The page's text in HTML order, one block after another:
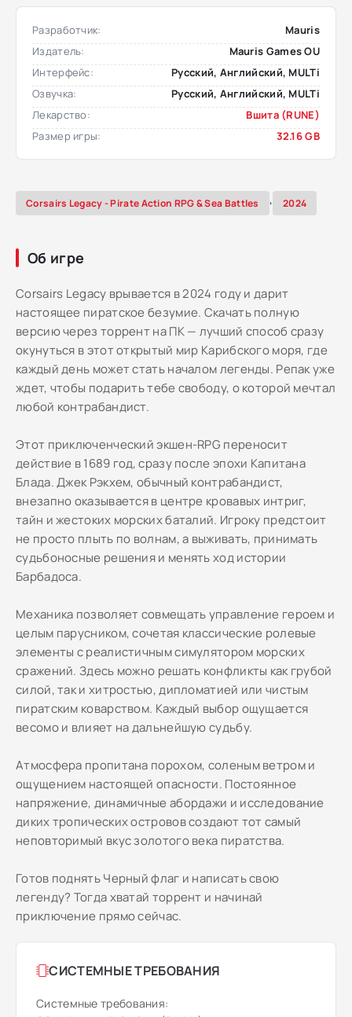
Разработчик:
Mauris
Издатель:
Mauris Games OU
Интерфейс:
Русский, Английский, MULTi
Озвучка:
Русский, Английский, MULTi
Лекарство:
Вшита (RUNE)
Размер игры:
32.16 GB
Corsairs Legacy - Pirate Action RPG & Sea Battles , 2024
Об игре
Corsairs Legacy врывается в 2024 году и дарит
настоящее пиратское безумие. Скачать полную
версию через торрент на ПК — лучший способ сразу
окунуться в этот открытый мир Карибского моря, где
каждый день может стать началом легенды. Репак уже
ждет, чтобы подарить тебе свободу, о которой мечтал
любой контрабандист.
Этот приключенческий экшен-RPG переносит
действие в 1689 год, сразу после эпохи Капитана
Блада. Джек Рэкхем, обычный контрабандист,
внезапно оказывается в центре кровавых интриг,
тайн и жестоких морских баталий. Игроку предстоит
не просто плыть по волнам, а выживать, принимать
судьбоносные решения и менять ход истории
Барбадоса.
Механика позволяет совмещать управление героем и
целым парусником, сочетая классические ролевые
элементы с реалистичным симулятором морских
сражений. Здесь можно решать конфликты как грубой
силой, так и хитростью, дипломатией или чистым
пиратским коварством. Каждый выбор ощущается
весомо и влияет на дальнейшую судьбу.
Атмосфера пропитана порохом, соленым ветром и
ощущением настоящей опасности. Постоянное
напряжение, динамичные абордажи и исследование
диких тропических островов создают тот самый
неповторимый вкус золотого века пиратства.
Готов поднять Черный флаг и написать свою
легенду? Тогда хватай торрент и начинай
приключение прямо сейчас.
СИСТЕМНЫЕ ТРЕБОВАНИЯ
Системные требования: